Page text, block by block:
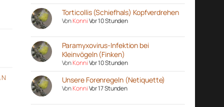
Torticollis (Schiefhals) Kopfverdrehen
VonKonniVor 10 Stunden
Paramyxovirus-Infektion bei
Kleinvögeln (Finken)
VonKonniVor 10 Stunden
Unsere Forenregeln (Netiquette)
VonKonniVor 17 Stunden